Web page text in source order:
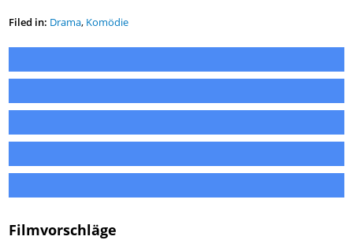
Filed in: Drama, Komödie
Filmvorschläge